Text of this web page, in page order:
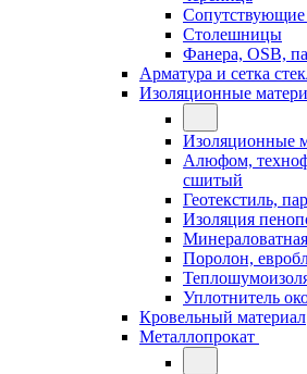
Столешницы
Фанера, OSB,
Арматура и сетка
Изоляционные
Изоляционные
Алюфом,
сшитый
Геотекстиль,
Изоляция
Поролон,
Уплотнитель
Кровельный материал
Металлопрокат